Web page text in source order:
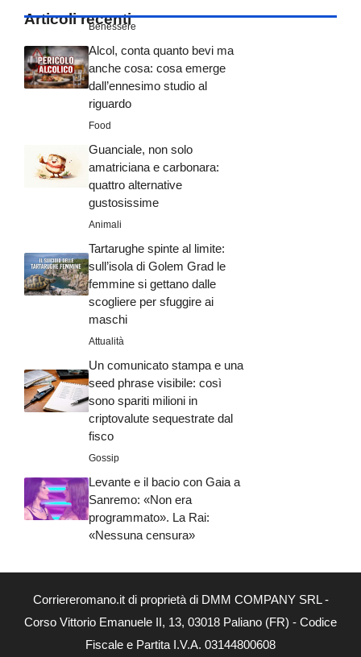
Articoli recenti
Benessere
Alcol, conta quanto bevi ma
anche cosa: cosa emerge
dall’ennesimo studio al
riguardo
Food
Guanciale, non solo
amatriciana e carbonara:
quattro alternative
gustosissime
Animali
Tartarughe spinte al limite:
sull’isola di Golem Grad le
femmine si gettano dalle
scogliere per sfuggire ai
maschi
Attualità
Un comunicato stampa e una
seed phrase visibile: così
sono spariti milioni in
criptovalute sequestrate dal
fisco
Gossip
Levante e il bacio con Gaia a
Sanremo: «Non era
programmato». La Rai:
«Nessuna censura»
Corriereromano.it di proprietà di DMM COMPANY SRL -
Corso Vittorio Emanuele II, 13, 03018 Paliano (FR) - Codice
Fiscale e Partita I.V.A. 03144800608